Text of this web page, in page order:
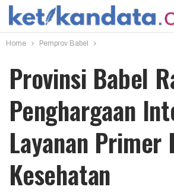
Home Pemprov Babel
Provinsi Babel
Penghargaan
Layanan Primer
Kesehatan